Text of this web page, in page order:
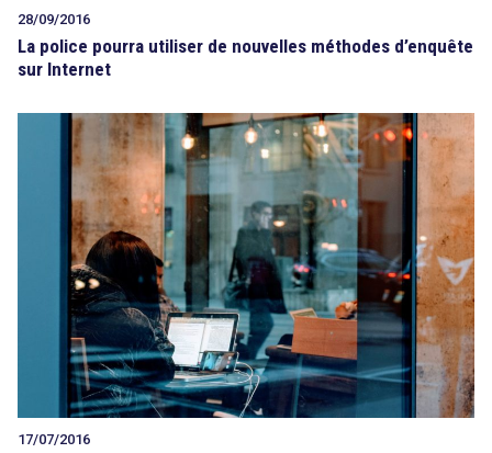
28/09/2016
La police pourra utiliser de nouvelles méthodes d’enquête
sur Internet
17/07/2016